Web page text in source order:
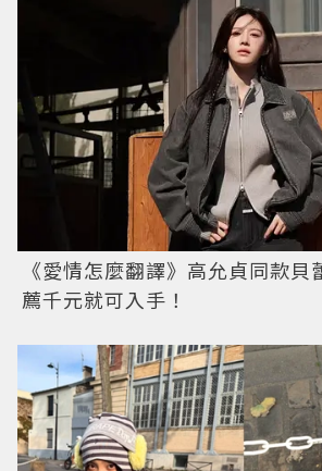
《愛情怎麼翻譯》高允貞同款貝
薦千元就可入手！